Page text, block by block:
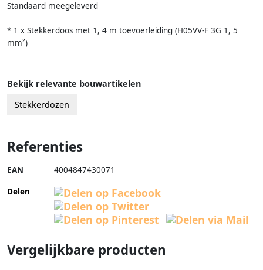
Standaard meegeleverd
* 1 x Stekkerdoos met 1, 4 m toevoerleiding (H05VV-F 3G 1, 5
mm²)
Bekijk relevante bouwartikelen
Stekkerdozen
Referenties
EAN 4004847430071
Delen
Vergelijkbare producten